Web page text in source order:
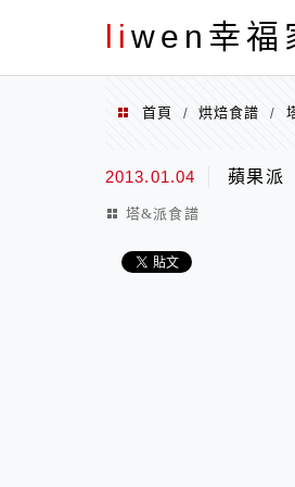
li wen幸福
menu
首頁 / 烘焙食譜 /
2013.01.04 蘋果派
塔&派食譜